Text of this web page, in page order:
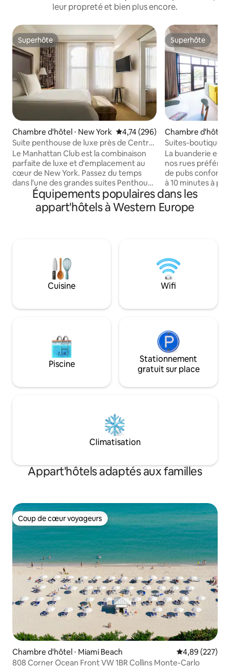
leur propreté et bien plus encore.
Superhôte
Superhôte
Chambre d'hôtel ⋅ New York Évaluation moyenne sur la
4,74 (296)
Suite penthouse de luxe près de Central
Park
Le Manhattan Club est la combinaison
parfaite de luxe et d'emplacement au
cœur de New York. Passez du temps
dans l'une des grandes suites Penthouse
ou profitez de votre balcon exclusif
Penthouse pour une vue imprenable !
(Exclusivité pour tous les voyageurs
d'identité officielle (21 ans) Le prix
comprend tous les taxes/frais (Il n'y aura
aucune taxe supplémentaire ou frais
journaliers facturés pendant votre
Superhôte
Superhôte
Chambre d'hôtel
Suites-boutiques
entièrement
La buanderie est
nos rues
de pubs
à 10 minutes à
Augusta Street
ambiance de
ville. Vivez
avons hâte de
(des frais de
s'appliquent (à
d'assistance))...
Équipements populaires dans les
appart'hôtels à Western Europe
Cuisine Wifi
Piscine
Stationnement
gratuit sur place
Climatisation
Appart'hôtels adaptés aux familles
Coup de cœur voyageurs
Coup de cœur voyageurs
Chambre d'hôtel ⋅ Miami Beach Évaluation
4,89 (227)
808 Corner Ocean Front VW 1BR Collins Monte-Carlo